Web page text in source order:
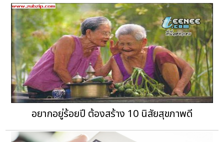
อยากอยู่ร้อยปี ต้องสร้าง 10 นิสัยสุขภาพดี